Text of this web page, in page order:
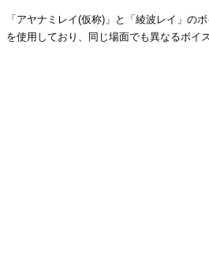
「アヤナミレイ(仮称)」と「綾波レイ」の
を使用しており、同じ場面でも異なるボイ